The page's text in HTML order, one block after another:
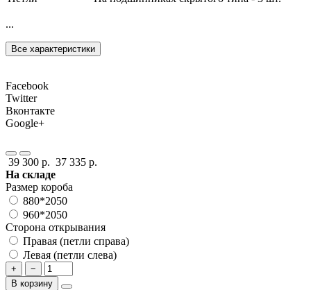
...
Все характеристики
Facebook
Twitter
Вконтакте
Google+
39 300 р. 37 335 р.
На складе
Размер короба
880*2050
960*2050
Сторона открывания
Правая (петли справа)
Левая (петли слева)
+
−
В корзину